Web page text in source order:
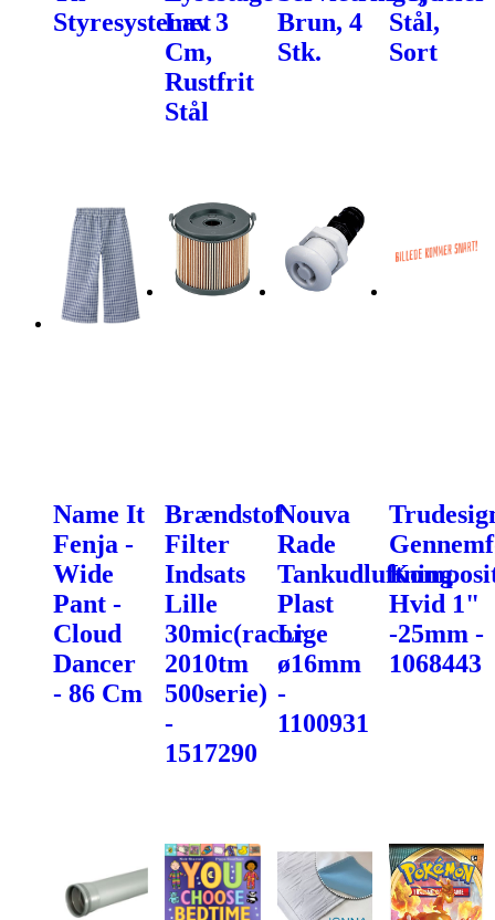
Styresystemet
Lav 3
Cm,
Rustfrit
Stål
Brun, 4
Stk.
Stål,
Sort
Name It
Fenja -
Wide
Pant -
Cloud
Dancer
- 86 Cm
Brændstof
Filter
Indsats
Lille
30mic(racor
2010tm
500serie)
-
1517290
Nouva
Rade
Tankudluftning
Plast
Lige
ø16mm
-
1100931
Hvid 1"
-25mm -
1068443